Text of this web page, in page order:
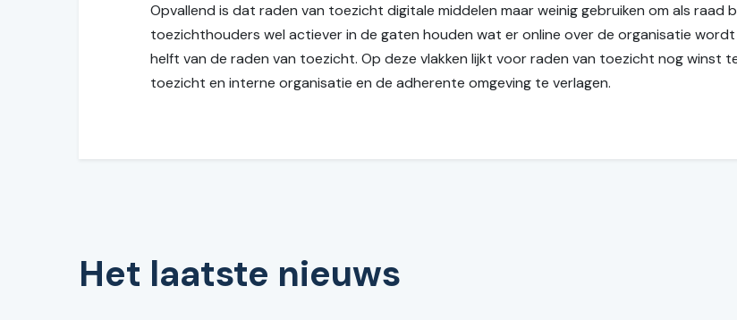
Opvallend is dat raden van toezicht digitale middelen maar weinig gebruiken om als raad
toezichthouders wel actiever in de gaten houden wat er online over de organisatie
helft van de raden van toezicht. Op deze vlakken lijkt voor raden van toezicht nog winst
toezicht en interne organisatie en de adherente omgeving te verlagen.
Het laatste nieuws